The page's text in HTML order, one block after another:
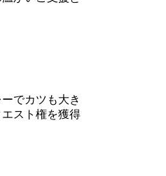
でカツも大き
スト権を獲得